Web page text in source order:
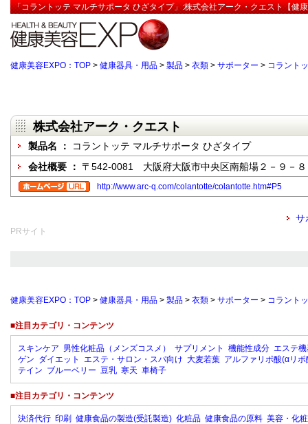
「コラントッテ マルチサポータ ひざタイプ」:株式会社アーク・クエスト【健
健康美容EXPO：TOP > 健康器具・用品 > 製品 > 衣類 > サポーター > コラント
株式会社アーク・クエスト
製品名 ：
コラントッテ マルチサポータ ひざタイプ
会社概要 ： 〒542-0081 大阪府大阪市中央区南船場２－９－８
http://www.arc-q.com/colantotte/colantotte.htm#P5
サ
PRサイト
健康美容EXPO：TOP > 健康器具・用品 > 製品 > 衣類 > サポーター > コラント
■注目カテゴリ・コンテンツ
スキンケア 男性化粧品（メンズコスメ） サプリメント 機能性成分 エステ
ゲン ダイエット エステ・サロン・スパ向け 大麦若葉 アルファリポ酸(αリポ
テイン ブルーベリー 豆乳 寒天 車椅子
■注目カテゴリ・コンテンツ
決済代行 印刷 健康食品の製造(受託製造) 化粧品 健康食品の原料 美容・化